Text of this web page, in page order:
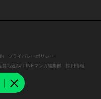
プライバシーポリシー
持ち込み/ LINEマンガ編集部
採用情報